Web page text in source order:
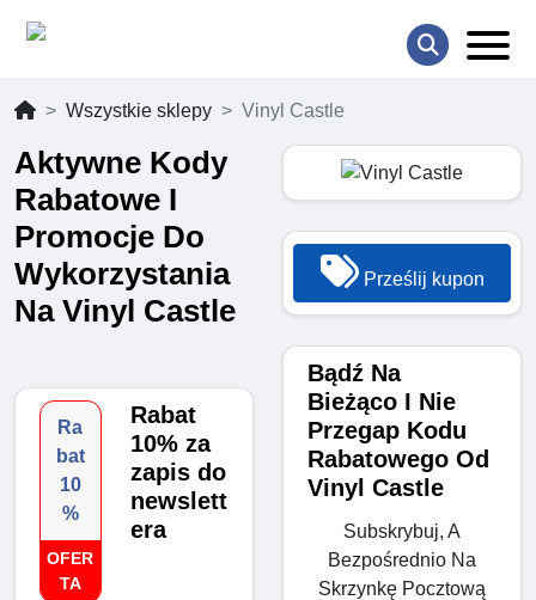
Wszystkie sklepy Vinyl Castle
Aktywne Kody
Rabatowe I
Promocje Do
Wykorzystania
Na Vinyl Castle
Ra
bat
10
%
OFER
TA
Rabat
10% za
zapis do
newslett
era
Prześlij kupon
Bądź Na
Bieżąco I Nie
Przegap Kodu
Rabatowego Od
Vinyl Castle
Subskrybuj, A
Bezpośrednio Na
Skrzynkę Pocztową